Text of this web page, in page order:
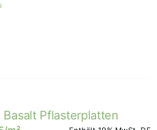
Basalt Pflasterplatten